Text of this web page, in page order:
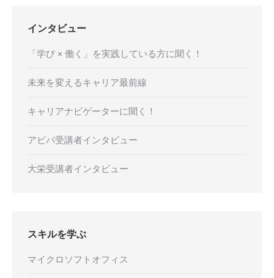
インタビュー
「学び × 働く」を実践している方に聞く！
未来を変えるキャリア最前線
キャリアナビゲーターに聞く！
アビバ受講者インタビュー
大栄受講者インタビュー
スキルを学ぶ
マイクロソフトオフィス